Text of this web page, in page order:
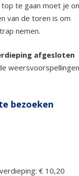
te gaan moet je
van de toren is om
nemen.
afgesloten
weersvoorspellingen
bezoeken
€ 10,20